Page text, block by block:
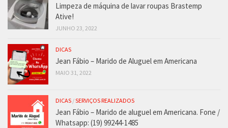
Limpeza de máquina de lavar roupas Brastemp
Ative!
JUNHO 23, 2022
DICAS
Jean Fábio – Marido de Aluguel em Americana
MAIO 31, 2022
DICAS /SERVIÇOS REALIZADOS
Jean Fábio – Marido de aluguel em Americana. Fone /
Whatsapp: (19) 99244-1485